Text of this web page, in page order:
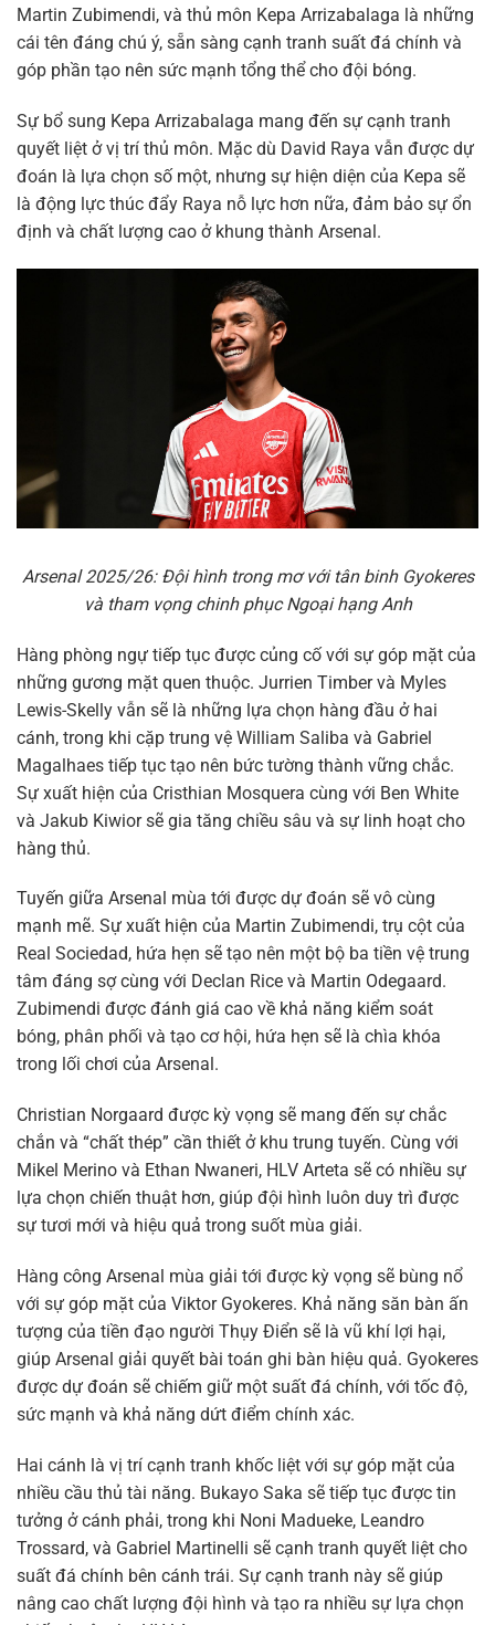
Martin Zubimendi, và thủ môn Kepa Arrizabalaga là những
cái tên đáng chú ý, sẵn sàng cạnh tranh suất đá chính và
góp phần tạo nên sức mạnh tổng thể cho đội bóng.
Sự bổ sung Kepa Arrizabalaga mang đến sự cạnh tranh
quyết liệt ở vị trí thủ môn. Mặc dù David Raya vẫn được dự
đoán là lựa chọn số một, nhưng sự hiện diện của Kepa sẽ
là động lực thúc đẩy Raya nỗ lực hơn nữa, đảm bảo sự ổn
định và chất lượng cao ở khung thành Arsenal.
Arsenal 2025/26: Đội hình trong mơ với tân binh Gyokeres
và tham vọng chinh phục Ngoại hạng Anh
Hàng phòng ngự tiếp tục được củng cố với sự góp mặt của
những gương mặt quen thuộc. Jurrien Timber và Myles
Lewis-Skelly vẫn sẽ là những lựa chọn hàng đầu ở hai
cánh, trong khi cặp trung vệ William Saliba và Gabriel
Magalhaes tiếp tục tạo nên bức tường thành vững chắc.
Sự xuất hiện của Cristhian Mosquera cùng với Ben White
và Jakub Kiwior sẽ gia tăng chiều sâu và sự linh hoạt cho
hàng thủ.
Tuyến giữa Arsenal mùa tới được dự đoán sẽ vô cùng
mạnh mẽ. Sự xuất hiện của Martin Zubimendi, trụ cột của
Real Sociedad, hứa hẹn sẽ tạo nên một bộ ba tiền vệ trung
tâm đáng sợ cùng với Declan Rice và Martin Odegaard.
Zubimendi được đánh giá cao về khả năng kiểm soát
bóng, phân phối và tạo cơ hội, hứa hẹn sẽ là chìa khóa
trong lối chơi của Arsenal.
Christian Norgaard được kỳ vọng sẽ mang đến sự chắc
chắn và “chất thép” cần thiết ở khu trung tuyến. Cùng với
Mikel Merino và Ethan Nwaneri, HLV Arteta sẽ có nhiều sự
lựa chọn chiến thuật hơn, giúp đội hình luôn duy trì được
sự tươi mới và hiệu quả trong suốt mùa giải.
Hàng công Arsenal mùa giải tới được kỳ vọng sẽ bùng nổ
với sự góp mặt của Viktor Gyokeres. Khả năng săn bàn ấn
tượng của tiền đạo người Thụy Điển sẽ là vũ khí lợi hại,
giúp Arsenal giải quyết bài toán ghi bàn hiệu quả. Gyokeres
được dự đoán sẽ chiếm giữ một suất đá chính, với tốc độ,
sức mạnh và khả năng dứt điểm chính xác.
Hai cánh là vị trí cạnh tranh khốc liệt với sự góp mặt của
nhiều cầu thủ tài năng. Bukayo Saka sẽ tiếp tục được tin
tưởng ở cánh phải, trong khi Noni Madueke, Leandro
Trossard, và Gabriel Martinelli sẽ cạnh tranh quyết liệt cho
suất đá chính bên cánh trái. Sự cạnh tranh này sẽ giúp
nâng cao chất lượng đội hình và tạo ra nhiều sự lựa chọn